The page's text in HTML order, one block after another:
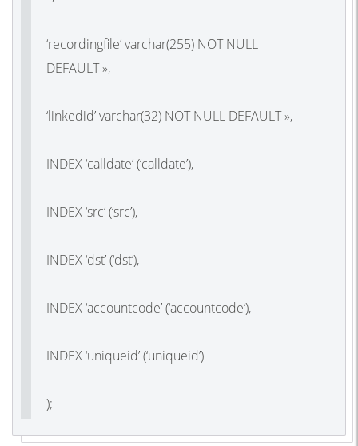
‘recordingfile’ varchar(255) NOT NULL
DEFAULT »,
‘linkedid’ varchar(32) NOT NULL DEFAULT »,
INDEX ‘calldate’ (‘calldate’),
INDEX ‘src’ (‘src’),
INDEX ‘dst’ (‘dst’),
INDEX ‘accountcode’ (‘accountcode’),
INDEX ‘uniqueid’ (‘uniqueid’)
);